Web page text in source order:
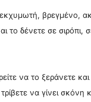
βρεγμένο,
το δένετε σε σιρόπι,
να το ξεράνετε
να γίνει